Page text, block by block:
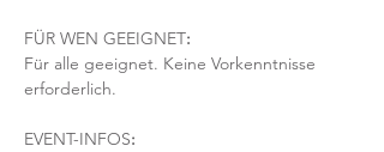
FÜR WEN GEEIGNET:
Für alle geeignet. Keine Vorkenntnisse
erforderlich.
EVENT-INFOS: